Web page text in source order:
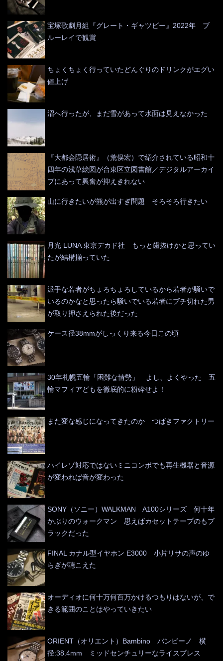
宝塚歌劇月組『グレート・ギャツビー』2022年 ブ
ルーレイで観賞
ちょくちょく行っていたどんぐりのドリンクがエグい
値上げ
沼へ行ったが、まだ雪があって水面は見えなかった
『大都会隠居術』（荒俣宏）で紹介されている昭和十
四年の浅草絵図が台東区立図書館／デジタルアーカイ
ブにあって興奮が抑えきれない
山に行きたいが熊が出すぎ問題 そろそろ行きたい
月光 LUNA 東京デカド社 もっと歯抜けかと思ってい
たが結構揃っていた
派手な若者がちょろちょろしているから若者が騒いで
いるのかなと思ったら騒いでいる若者にブチ切れた男
が取り押さえられた後だった
ケース径38mmがしっくり来る今日この頃
30年札幌五輪「困難な情勢」 よし、よくやった 五
輪マフィアどもを徹底的に粉砕せよ！
また変な感じになってきたのか つばきファクトリー
ハイレゾ対応ではないミニコンポでも再生機器と音源
が変われば音が変わった
SONY（ソニー）WALKMAN A100シリーズ 何十年
かぶりのウォークマン 思えばカセットテープのもブ
ラックだった
FINAL カナル型イヤホン E3000 小片リサの声のゆ
らぎが聴こえた
オーディオに何十万何百万かけるつもりはないが、で
きる範囲のことはやっていきたい
ORIENT（オリエント）Bambino バンビーノ 横
径:38.4mm ミッドセンチュリーなライスブレス